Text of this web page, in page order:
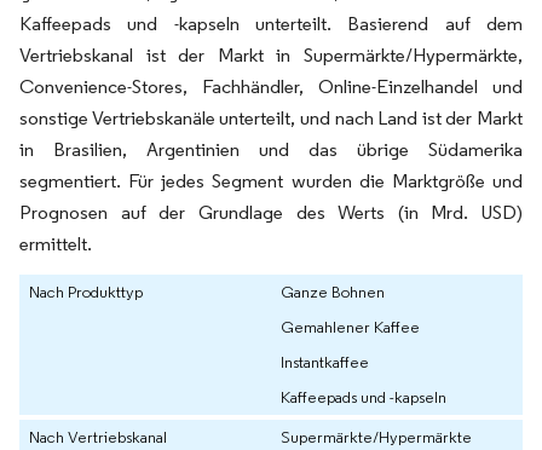
Kaffeepads und -kapseln unterteilt. Basierend auf dem
Vertriebskanal ist der Markt in Supermärkte/Hypermärkte,
Convenience-Stores, Fachhändler, Online-Einzelhandel und
sonstige Vertriebskanäle unterteilt, und nach Land ist der Markt
in Brasilien, Argentinien und das übrige Südamerika
segmentiert. Für jedes Segment wurden die Marktgröße und
Prognosen auf der Grundlage des Werts (in Mrd. USD)
ermittelt.
Nach Produkttyp
Ganze Bohnen
Gemahlener Kaffee
Instantkaffee
Kaffeepads und -kapseln
Nach Vertriebskanal
Supermärkte/Hypermärkte